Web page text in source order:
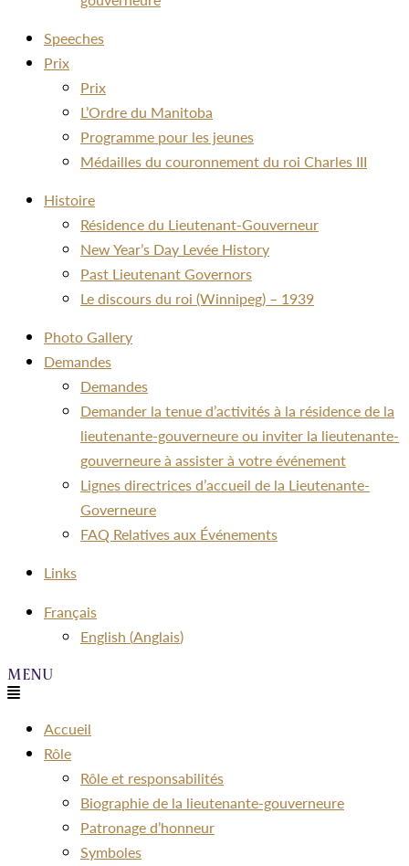
Speeches
Prix
Prix
L’Ordre du Manitoba
Programme pour les jeunes
Médailles du couronnement du roi Charles III
Histoire
Résidence du Lieutenant-Gouverneur
New Year’s Day Levée History
Past Lieutenant Governors
Le discours du roi (Winnipeg) – 1939
Photo Gallery
Demandes
Demandes
Demander la tenue d’activités à la résidence de la
lieutenante-gouverneure ou inviter la lieutenante-
gouverneure à assister à votre événement
Lignes directrices d’accueil de la Lieutenante-
Governeure
FAQ Relatives aux Événements
Links
Menu
Français
English (Anglais)
Accueil
Rôle
Rôle et responsabilités
Biographie de la lieutenante-gouverneure
Patronage d’honneur
Symboles